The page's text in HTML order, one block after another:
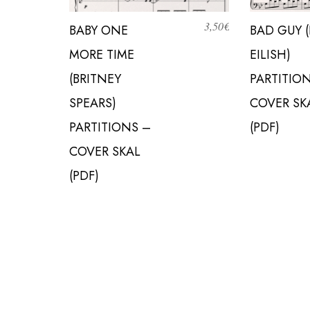
BABY ONE
MORE TIME
(BRITNEY
SPEARS)
PARTITIONS –
COVER SKAL
(PDF)
3,50€
BAD GUY
EILISH)
COVER
(PDF)